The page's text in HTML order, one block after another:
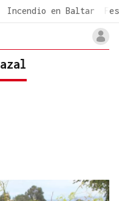
Incendio en Baltar